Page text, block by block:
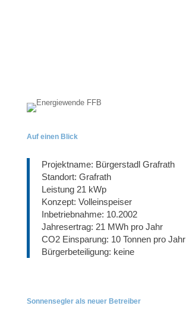
Auf einen Blick
Projektname: Bürgerstadl Grafrath
Standort: Grafrath
Leistung 21 kWp
Konzept: Volleinspeiser
Inbetriebnahme: 10.2002
Jahresertrag: 21 MWh pro Jahr
CO2 Einsparung: 10 Tonnen pro Jahr
Bürgerbeteiligung: keine
Sonnensegler als neuer Betreiber